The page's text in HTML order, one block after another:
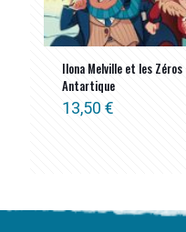
Ilona Melville et les
Antartique
13,50 €